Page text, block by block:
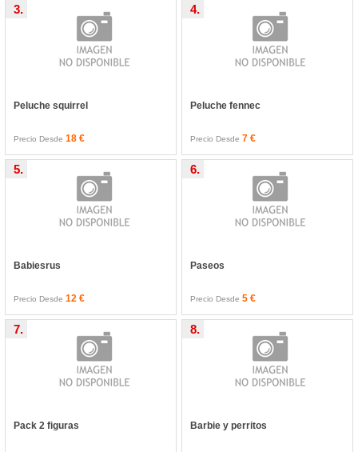
Peluche squirrel
3.
Precio Desde18 €
Peluche fennec
4.
Precio Desde 7 €
Babiesrus
5.
Precio Desde12 €
Paseos
6.
Precio Desde 5 €
Pack 2 figuras
7.
Barbie y perritos
8.